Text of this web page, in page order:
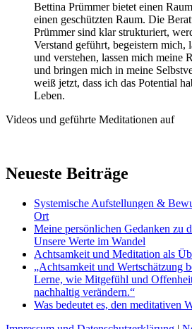
Bettina Prümmer bietet einen
einen geschützten Raum. Die
Prümmer sind klar strukturiert,
Verstand geführt, begeistern mich,
und verstehen, lassen mich meine
und bringen mich in meine
weiß jetzt, dass ich das Potential
Leben.
Videos und geführte Meditationen auf
Neueste Beiträge
Systemische Aufstellungen &
Ort
Meine persönlichen Gedanken zu
Unsere Werte im Wandel
Achtsamkeit und Meditation als
„Achtsamkeit und Wertschätzung
Lerne, wie Mitgefühl und
nachhaltig verändern.“
Was bedeutet es, den meditativen